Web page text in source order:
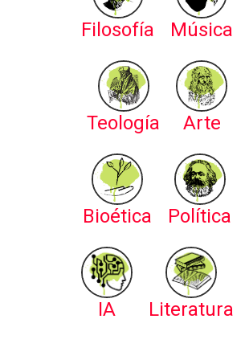
Filosofía Música
Teología Arte
Bioética Política
IA Literatura